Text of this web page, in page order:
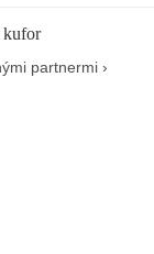
kufor
partnermi ›